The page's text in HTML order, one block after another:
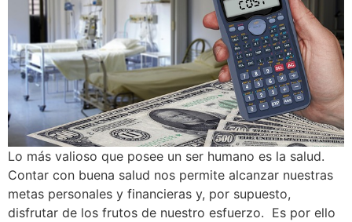
Lo más valioso que posee un ser humano es la salud.
Contar con buena salud nos permite alcanzar nuestras
metas personales y financieras y, por supuesto,
disfrutar de los frutos de nuestro esfuerzo. Es por ello